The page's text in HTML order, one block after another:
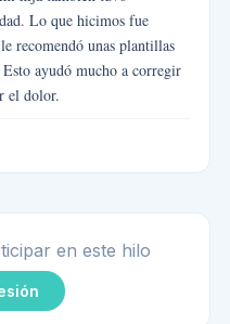
Lo que hicimos fue
recomendó unas plantillas
ayudó mucho a corregir
el dolor.
en este hilo